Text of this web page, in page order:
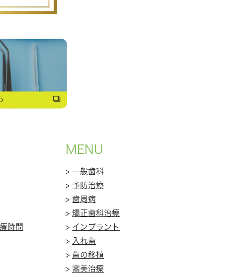
時間
MENU
> 一般歯科
> 予防治療
> 歯周病
> 矯正歯科治療
> インプラント
> 入れ歯
> 歯の移植
> 審美治療